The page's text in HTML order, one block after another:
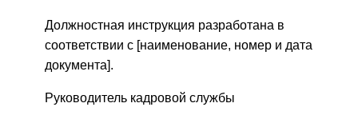
Должностная инструкция разработана в
соответствии с [наименование, номер и дата
документа].
Руководитель кадровой службы